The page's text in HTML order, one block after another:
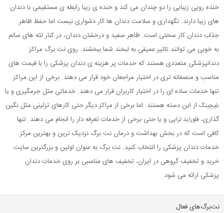
خنده رویی زیبایی را دو چندان می کند و خنده ی زیبا رابطه ی مستقیمی با دندان
های زیبا دارند. نگهداری و سلامت دندان ها کار دشواری نیست اما حفظ ظاهر
جذاب دندان کار سختی است. ظاهر سفید و درخشان دندان، در کنار لثه های سالم
به خوبی می توانند تاثیر عمیقی به لبخند شما ببخشند. روی نت برگ مراکز
دندانپزشکی متعددی هستند که خدمات پر هزینه ی دندان پزشکی را با قیمت های
مناسب و منصفانه تری در اختیار مراجعان خود قرار می دهند. برخی از این مراکز
تنها خدمات ساده ای را در اختیار کاربران قرار می دهند. خدماتی مثل جرمگیری و یا
بلیچینگ از این دسته هستند. اما برخی از مراکز دیگر حتی کارهای تزئینی مثل نگین
گذاری، فلوراید تراپی و یا حتی برخی از خدمات تعرفه دار را انجام می دهند. تنها
کافی است که در بخش بهداشت و درمان نت برگ نزدیک ترین و بهترین مرکز
خدمات دندان پزشکی را انتخاب کنید. نت برگ به عنوان اولین و بزرگترین سایت
خرید و تخفیف گروهی در ایران، تخفیف های مناسبی بر روی خدمات دندان
پزشکی ارائه می شود.
نت‌برگ‌های فعال